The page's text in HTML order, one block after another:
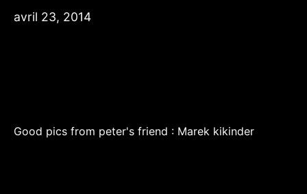
avril 23, 2014
Good pics from peter's friend : Marek kikinder